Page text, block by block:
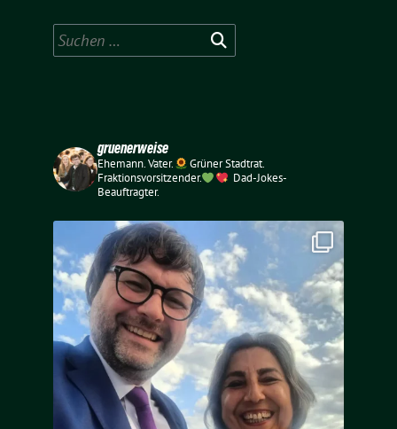
Suchen
nach:
gruenerweise
Ehemann. Vater.
Grüner Stadtrat.
Fraktionsvorsitzender.
Dad-Jokes-
Beauftragter.